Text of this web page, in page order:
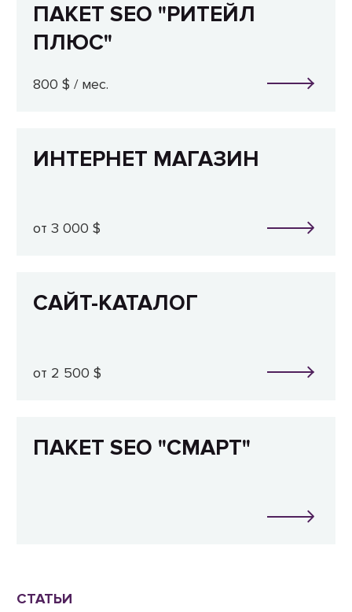
ПАКЕТ SEO "РИТЕЙЛ
ПЛЮС"
800 $ / мес.
ИНТЕРНЕТ МАГАЗИН
от 3 000 $
САЙТ-КАТАЛОГ
от 2 500 $
ПАКЕТ SEO "СМАРТ"
СТАТЬИ